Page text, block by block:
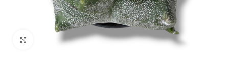
Нажмите, чтобы увеличить